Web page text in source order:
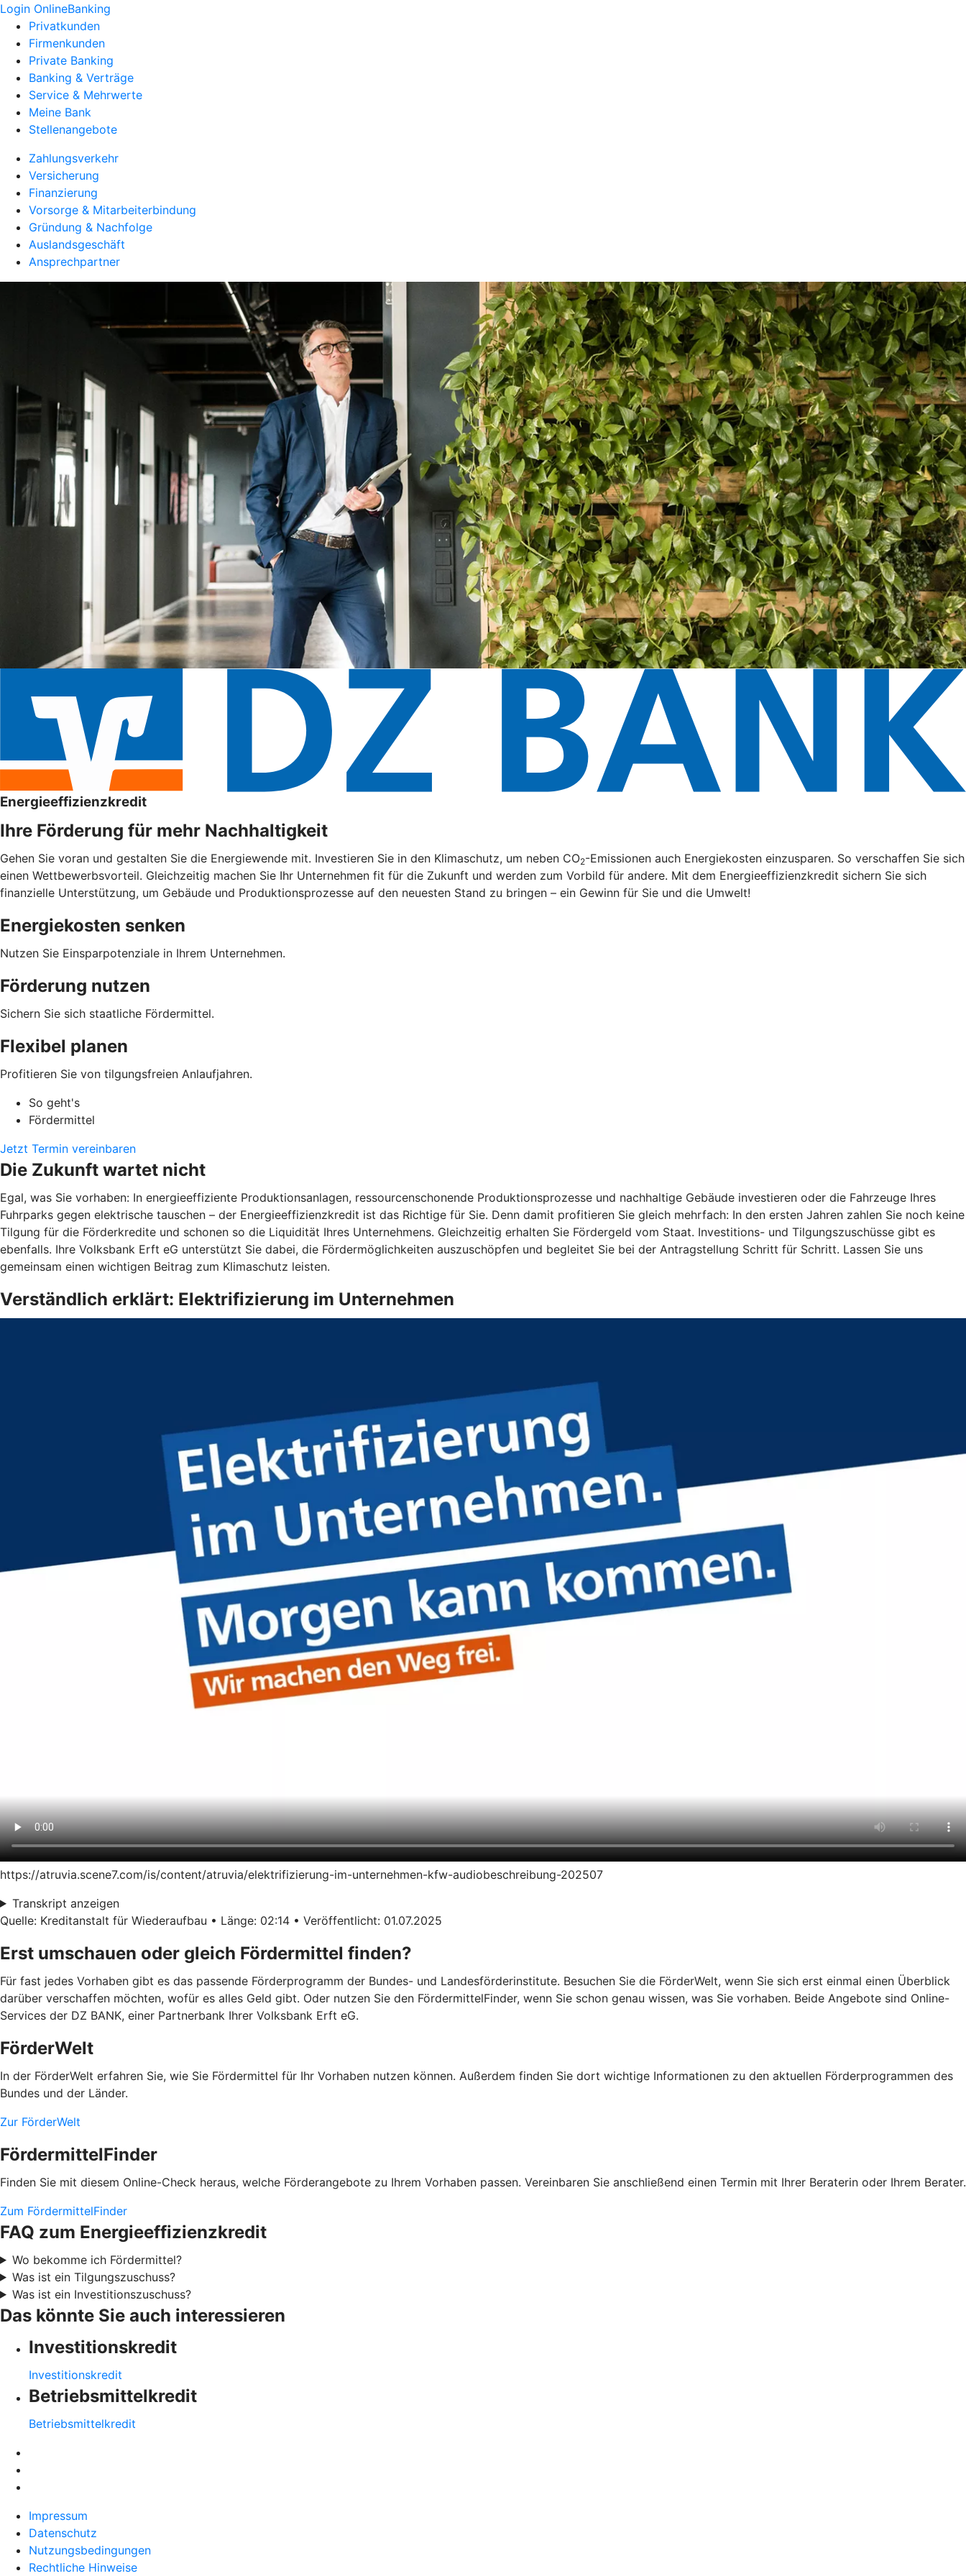
Login OnlineBanking
Privatkunden
Firmenkunden
Private Banking
Banking & Verträge
Service & Mehrwerte
Meine Bank
Stellenangebote
Zahlungsverkehr
Versicherung
Finanzierung
Vorsorge & Mitarbeiterbindung
Gründung & Nachfolge
Auslandsgeschäft
Ansprechpartner
Energieeffizienzkredit
Ihre Förderung für mehr Nachhaltigkeit
Gehen Sie voran und gestalten Sie die Energiewende mit. Investieren Sie in den Klimaschutz, um neben CO2-Emissionen auch Energiekosten einzusparen. So verschaffen Sie sich
einen Wettbewerbsvorteil. Gleichzeitig machen Sie Ihr Unternehmen fit für die Zukunft und werden zum Vorbild für andere. Mit dem Energieeffizienzkredit sichern Sie sich
finanzielle Unterstützung, um Gebäude und Produktionsprozesse auf den neuesten Stand zu bringen – ein Gewinn für Sie und die Umwelt!
Energiekosten senken
Nutzen Sie Einsparpotenziale in Ihrem Unternehmen.
Förderung nutzen
Sichern Sie sich staatliche Fördermittel.
Flexibel planen
Profitieren Sie von tilgungsfreien Anlaufjahren.
So geht's
Fördermittel
Jetzt Termin vereinbaren
Die Zukunft wartet nicht
Egal, was Sie vorhaben: In energieeffiziente Produktionsanlagen, ressourcenschonende Produktionsprozesse und nachhaltige Gebäude investieren oder die Fahrzeuge Ihres
Fuhrparks gegen elektrische tauschen – der Energieeffizienzkredit ist das Richtige für Sie. Denn damit profitieren Sie gleich mehrfach: In den ersten Jahren zahlen Sie noch keine
Tilgung für die Förderkredite und schonen so die Liquidität Ihres Unternehmens. Gleichzeitig erhalten Sie Fördergeld vom Staat. Investitions- und Tilgungszuschüsse gibt es
ebenfalls. Ihre Volksbank Erft eG unterstützt Sie dabei, die Fördermöglichkeiten auszuschöpfen und begleitet Sie bei der Antragstellung Schritt für Schritt. Lassen Sie uns
gemeinsam einen wichtigen Beitrag zum Klimaschutz leisten.
Verständlich erklärt: Elektrifizierung im Unternehmen
https://atruvia.scene7.com/is/content/atruvia/elektrifizierung-im-unternehmen-kfw-audiobeschreibung-202507
Transkript anzeigen
Quelle: Kreditanstalt für Wiederaufbau • Länge: 02:14 • Veröffentlicht: 01.07.2025
Erst umschauen oder gleich Fördermittel finden?
Für fast jedes Vorhaben gibt es das passende Förderprogramm der Bundes- und Landesförderinstitute. Besuchen Sie die FörderWelt, wenn Sie sich erst einmal einen Überblick
darüber verschaffen möchten, wofür es alles Geld gibt. Oder nutzen Sie den FördermittelFinder, wenn Sie schon genau wissen, was Sie vorhaben. Beide Angebote sind Online-
Services der DZ BANK, einer Partnerbank Ihrer Volksbank Erft eG.
FörderWelt
In der FörderWelt erfahren Sie, wie Sie Fördermittel für Ihr Vorhaben nutzen können. Außerdem finden Sie dort wichtige Informationen zu den aktuellen Förderprogrammen des
Bundes und der Länder.
Zur FörderWelt
FördermittelFinder
Finden Sie mit diesem Online-Check heraus, welche Förderangebote zu Ihrem Vorhaben passen. Vereinbaren Sie anschließend einen Termin mit Ihrer Beraterin oder Ihrem Berater.
Zum FördermittelFinder
FAQ zum Energieeffizienzkredit
Wo bekomme ich Fördermittel?
Was ist ein Tilgungszuschuss?
Was ist ein Investitionszuschuss?
Das könnte Sie auch interessieren
Investitionskredit
Investitionskredit
Betriebsmittelkredit
Betriebsmittelkredit
Impressum
Datenschutz
Nutzungsbedingungen
Rechtliche Hinweise